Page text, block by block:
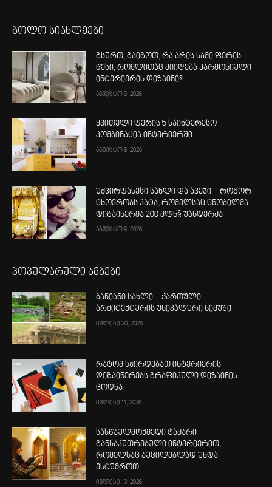
ბოლო სიახლეები
გსურთ, გაიგოთ, რა არის სამი ფერის
წესი, რომლითაც მიიღება ჰარმონიული
ინტერიერის დიზაინი?
აგვისტო 8, 2026
ყვითელი ფერის 5 საინტერესო
კომბინაცია ინტერიერში
აგვისტო 8, 2026
უძვირფასესი სახლი და ავეჯი – როგორ
ცხოვრობს კატა, რომელსაც ცნობილმა
დიზაინერმა 200 მლნ$ უანდერძა
აგვისტო 8, 2026
პოპულარული ამბები
ბანიანი სახლი – ქართული
არქიტექტურის უნიკალური ნიმუში
ივლისი 30, 2026
რატომ სჭირდებათ ინტერიერის
დიზაინერებს გრაფიკული დიზაინის
ცოდნა
ივლისი 11, 2026
სასწაულმოქმედი ტაძარი
განსაკუთრებული ინტერიერით,
რომელსაც აუცილებლად უნდა
ესტუმროთ…
ივლისი 10, 2026